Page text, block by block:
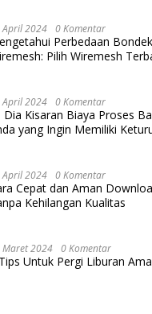
April 2024 0 Komentar
Perbedaan
Pilih Wiremesh
April 2024 0 Komentar
Dia Kisaran Biaya Proses
yang Ingin Memiliki
April 2024 0 Komentar
Cepat dan Aman
Kehilangan Kualitas
Maret 2024 0 Komentar
Untuk Pergi Liburan